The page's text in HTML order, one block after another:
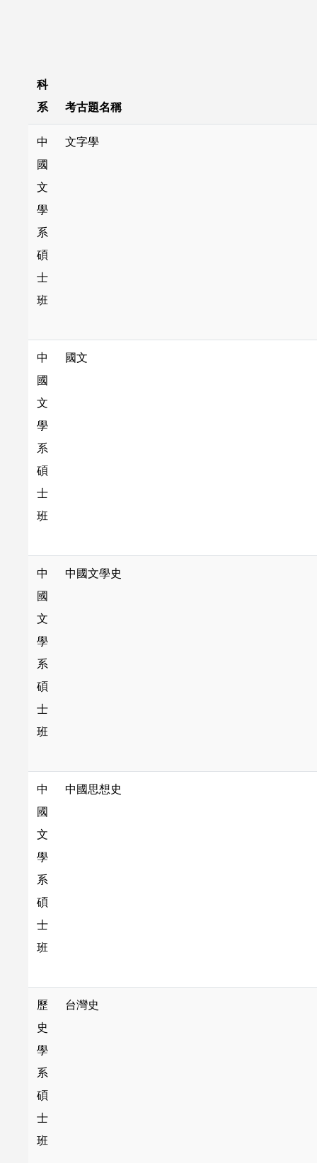
科
系
考古題名稱
中
國
文
學
系
碩
士
班
文字學
中
國
文
學
系
碩
士
班
國文
中
國
文
學
系
碩
士
班
中國文學史
中
國
文
學
系
碩
士
班
中國思想史
歷
史
學
系
碩
士
班
台灣史